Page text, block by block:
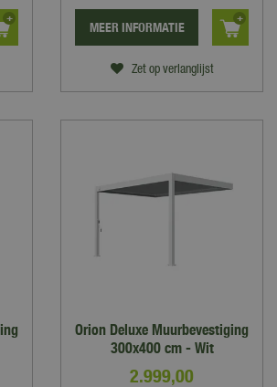
Zet op verlanglijst
MEER INFORMATIE
Orion Deluxe Muurbevestiging
300x400 cm - Wit
2.999,00